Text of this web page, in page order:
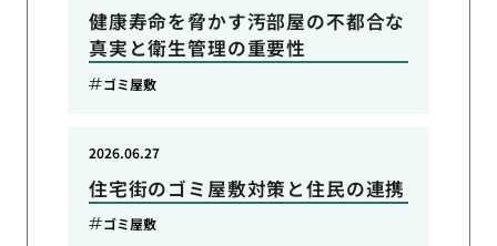
健康寿命を脅かす汚部屋の不都合な
真実と衛生管理の重要性
ゴミ屋敷
住宅街のゴミ屋敷対策と住民の連携
2026.06.27
ゴミ屋敷